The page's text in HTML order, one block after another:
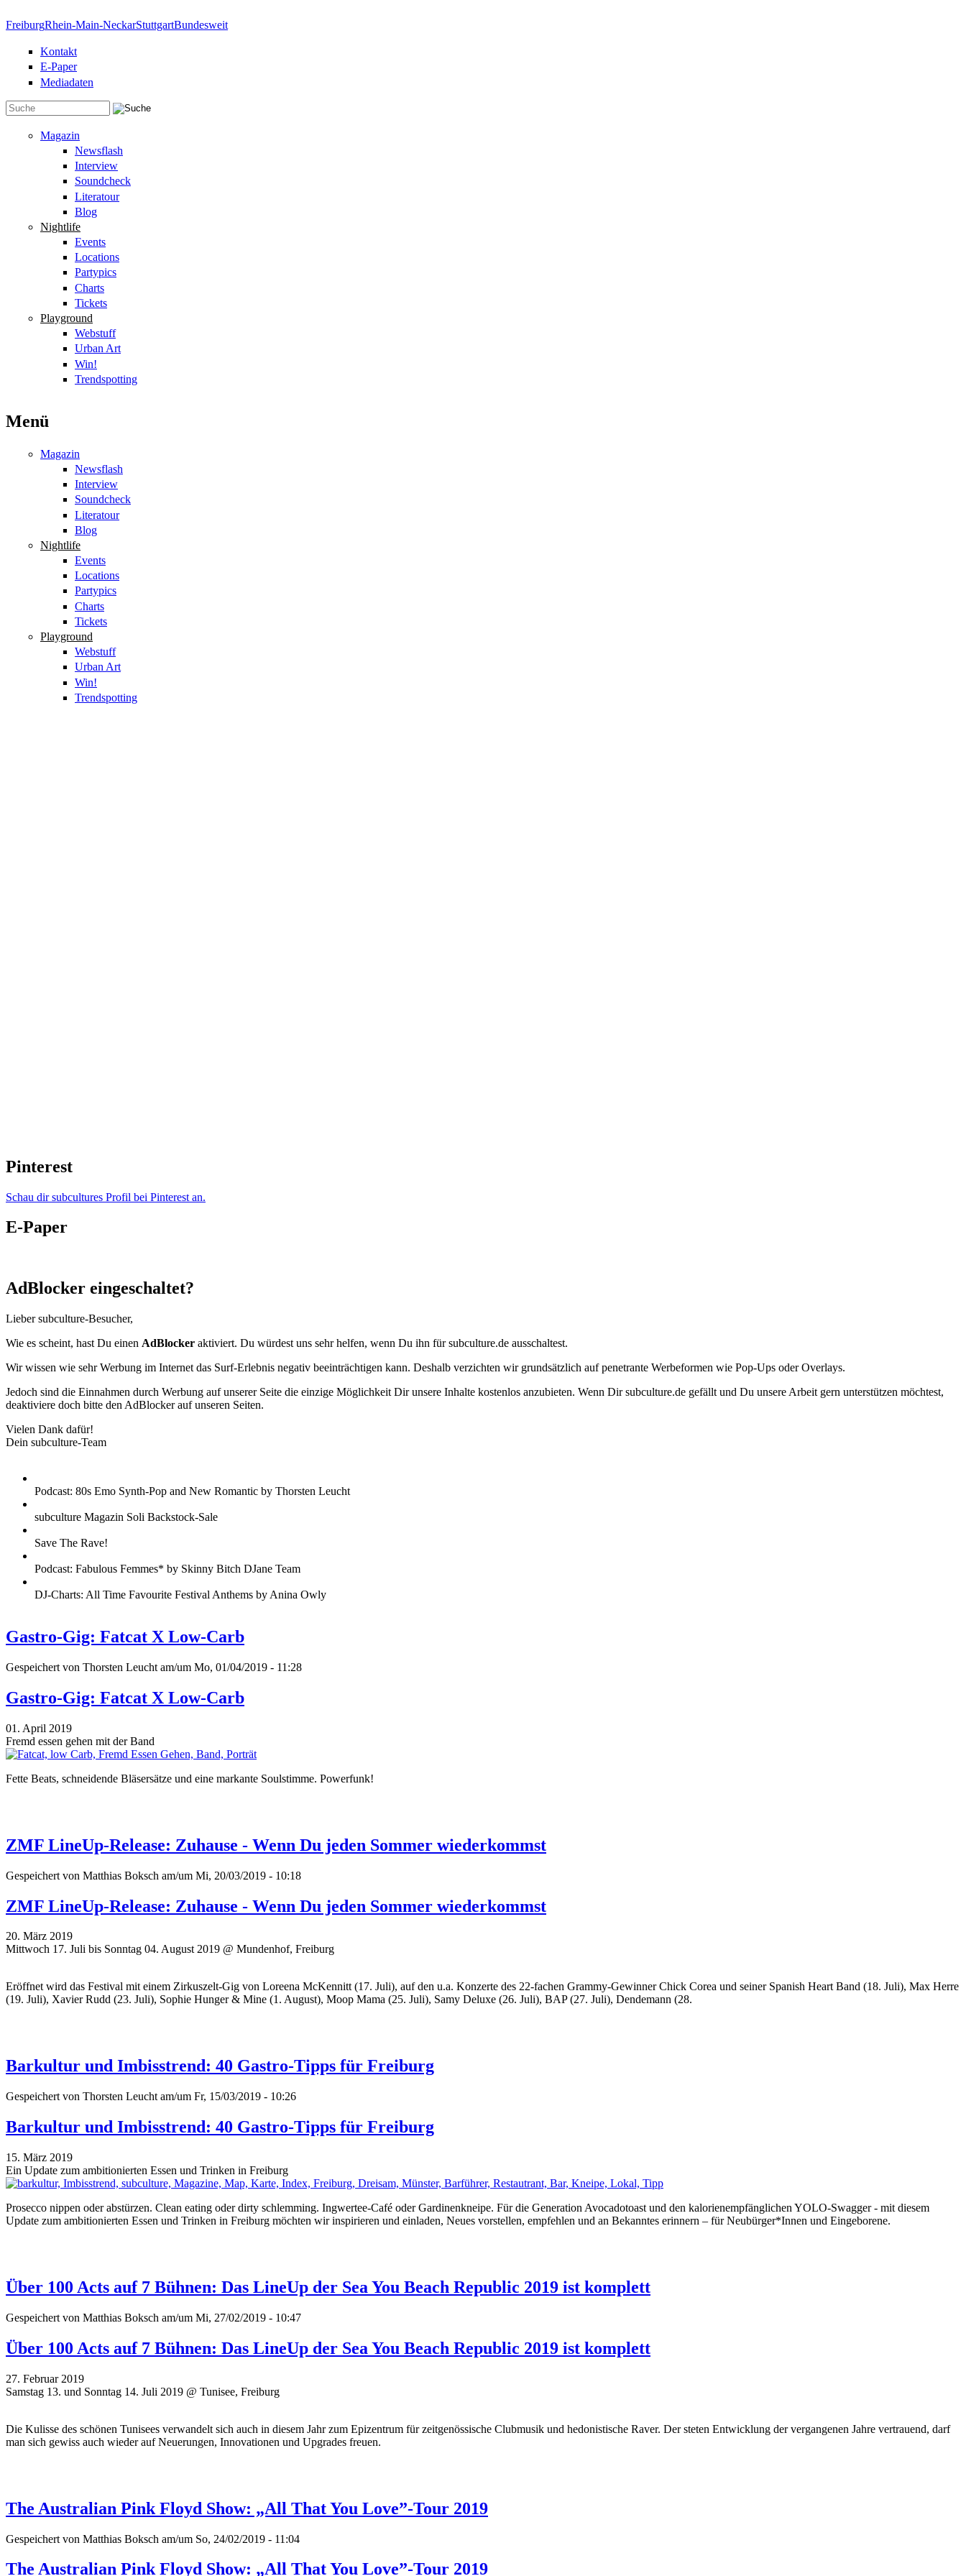
FreiburgRhein-Main-NeckarStuttgartBundesweit
Kontakt
E-Paper
Mediadaten
Magazin
Newsflash
Interview
Soundcheck
Literatour
Blog
Nightlife
Events
Locations
Partypics
Charts
Tickets
Playground
Webstuff
Urban Art
Win!
Trendspotting
Menü
Magazin
Newsflash
Interview
Soundcheck
Literatour
Blog
Nightlife
Events
Locations
Partypics
Charts
Tickets
Playground
Webstuff
Urban Art
Win!
Trendspotting
Pinterest
Schau dir subcultures Profil bei Pinterest an.
E-Paper
AdBlocker eingeschaltet?
Lieber subculture-Besucher,
Wie es scheint, hast Du einen AdBlocker aktiviert. Du würdest uns sehr helfen, wenn Du ihn für subculture.de ausschaltest.
Wir wissen wie sehr Werbung im Internet das Surf-Erlebnis negativ beeinträchtigen kann. Deshalb verzichten wir grundsätzlich auf penetrante Werbeformen wie Pop-Ups oder Overlays.
Jedoch sind die Einnahmen durch Werbung auf unserer Seite die einzige Möglichkeit Dir unsere Inhalte kostenlos anzubieten. Wenn Dir subculture.de gefällt und Du unsere Arbeit gern unterstützen möchtest,
deaktiviere doch bitte den AdBlocker auf unseren Seiten.
Vielen Dank dafür!
Dein subculture-Team
Podcast: 80s Emo Synth-Pop and New Romantic by Thorsten Leucht
subculture Magazin Soli Backstock-Sale
Save The Rave!
Podcast: Fabulous Femmes* by Skinny Bitch DJane Team
DJ-Charts: All Time Favourite Festival Anthems by Anina Owly
Gastro-Gig: Fatcat X Low-Carb
Gespeichert von Thorsten Leucht am/um Mo, 01/04/2019 - 11:28
Gastro-Gig: Fatcat X Low-Carb
01. April 2019
Fremd essen gehen mit der Band
Fette Beats, schneidende Bläsersätze und eine markante Soulstimme. Powerfunk!
ZMF LineUp-Release: Zuhause - Wenn Du jeden Sommer wiederkommst
Gespeichert von Matthias Boksch am/um Mi, 20/03/2019 - 10:18
ZMF LineUp-Release: Zuhause - Wenn Du jeden Sommer wiederkommst
20. März 2019
Mittwoch 17. Juli bis Sonntag 04. August 2019 @ Mundenhof, Freiburg
Eröffnet wird das Festival mit einem Zirkuszelt-Gig von Loreena McKennitt (17. Juli), auf den u.a. Konzerte des 22-fachen Grammy-Gewinner Chick Corea und seiner Spanish Heart Band (18. Juli), Max Herre
(19. Juli), Xavier Rudd (23. Juli), Sophie Hunger & Mine (1. August), Moop Mama (25. Juli), Samy Deluxe (26. Juli), BAP (27. Juli), Dendemann (28.
Barkultur und Imbisstrend: 40 Gastro-Tipps für Freiburg
Gespeichert von Thorsten Leucht am/um Fr, 15/03/2019 - 10:26
Barkultur und Imbisstrend: 40 Gastro-Tipps für Freiburg
15. März 2019
Ein Update zum ambitionierten Essen und Trinken in Freiburg
Prosecco nippen oder abstürzen. Clean eating oder dirty schlemming. Ingwertee-Café oder Gardinenkneipe. Für die Generation Avocadotoast und den kalorienempfänglichen YOLO-Swagger - mit diesem
Update zum ambitionierten Essen und Trinken in Freiburg möchten wir inspirieren und einladen, Neues vorstellen, empfehlen und an Bekanntes erinnern – für Neubürger*Innen und Eingeborene.
Über 100 Acts auf 7 Bühnen: Das LineUp der Sea You Beach Republic 2019 ist komplett
Gespeichert von Matthias Boksch am/um Mi, 27/02/2019 - 10:47
Über 100 Acts auf 7 Bühnen: Das LineUp der Sea You Beach Republic 2019 ist komplett
27. Februar 2019
Samstag 13. und Sonntag 14. Juli 2019 @ Tunisee, Freiburg
Die Kulisse des schönen Tunisees verwandelt sich auch in diesem Jahr zum Epizentrum für zeitgenössische Clubmusik und hedonistische Raver. Der steten Entwicklung der vergangenen Jahre vertrauend, darf
man sich gewiss auch wieder auf Neuerungen, Innovationen und Upgrades freuen.
The Australian Pink Floyd Show: „All That You Love”-Tour 2019
Gespeichert von Matthias Boksch am/um So, 24/02/2019 - 11:04
The Australian Pink Floyd Show: „All That You Love”-Tour 2019